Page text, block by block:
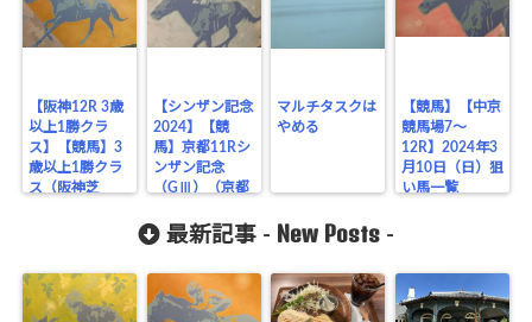
【阪神12R 3歳
以上1勝クラ
ス】【競馬】3
歳以上1勝クラ
ス（阪神芝
【シンザン記念
2024】【競
馬】京都11Rシ
ンザン記念
（GⅢ）（京都
1月8日
マルチタスクは
やめる
【競馬】【中京
競馬場7〜
12R】2024年3
月10日（日）狙
い馬一覧
最新記事 - New Posts -